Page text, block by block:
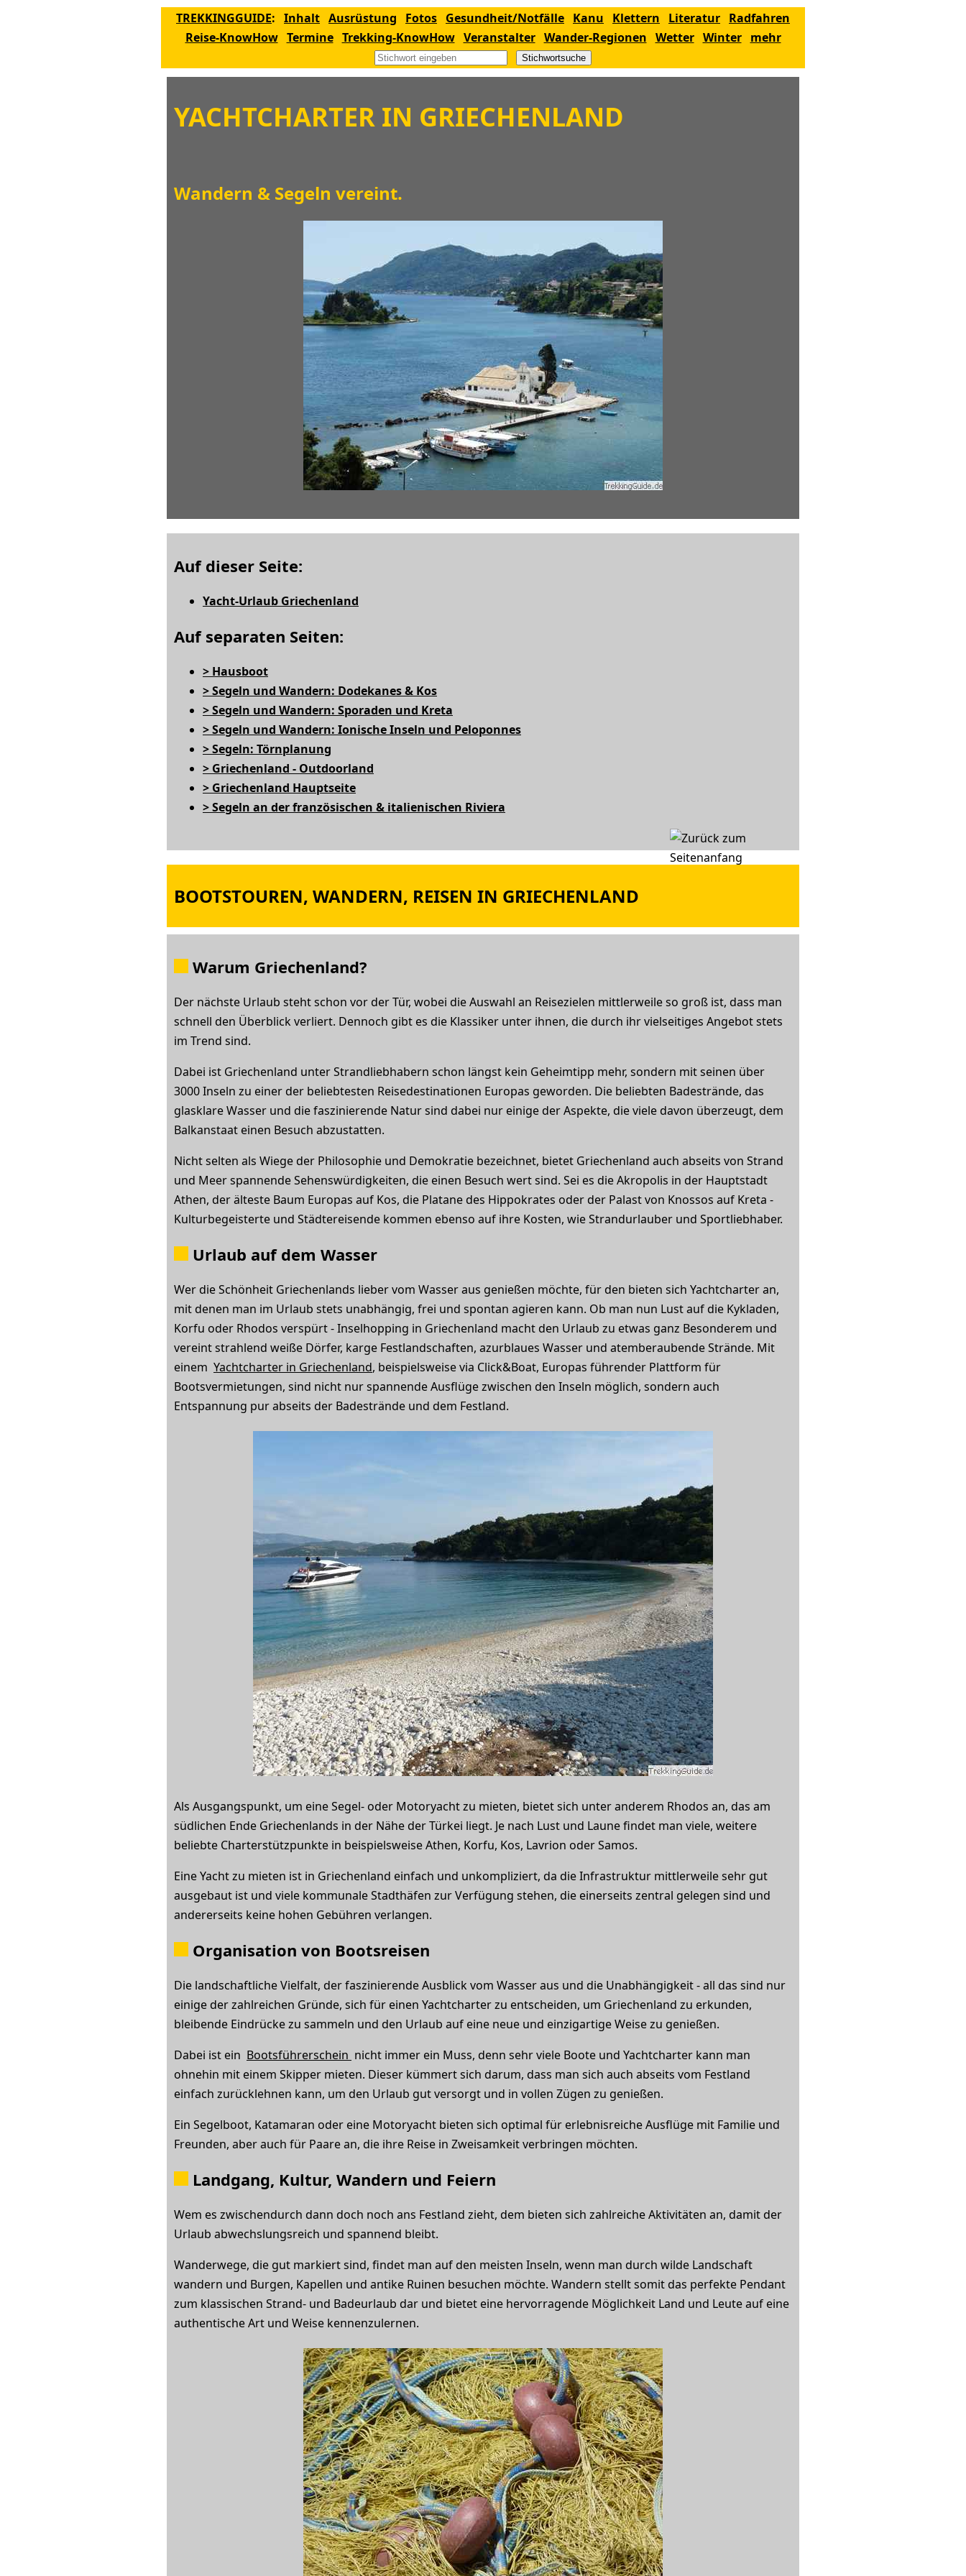
TREKKINGGUIDE: Inhalt Ausrüstung Fotos Gesundheit/Notfälle Kanu Klettern Literatur Radfahren
Reise-KnowHow Termine Trekking-KnowHow Veranstalter Wander-Regionen Wetter Winter mehr
Stichwortsuche
YACHTCHARTER IN GRIECHENLAND
Wandern & Segeln vereint.
Auf dieser Seite:
Yacht-Urlaub Griechenland
Auf separaten Seiten:
> Hausboot
> Segeln und Wandern: Dodekanes & Kos
> Segeln und Wandern: Sporaden und Kreta
> Segeln und Wandern: Ionische Inseln und Peloponnes
> Segeln: Törnplanung
> Griechenland - Outdoorland
> Griechenland Hauptseite
> Segeln an der französischen & italienischen Riviera
BOOTSTOUREN, WANDERN, REISEN IN GRIECHENLAND
Warum Griechenland?
Der nächste Urlaub steht schon vor der Tür, wobei die Auswahl an Reisezielen mittlerweile so groß ist, dass man
schnell den Überblick verliert. Dennoch gibt es die Klassiker unter ihnen, die durch ihr vielseitiges Angebot stets
im Trend sind.
Dabei ist Griechenland unter Strandliebhabern schon längst kein Geheimtipp mehr, sondern mit seinen über
3000 Inseln zu einer der beliebtesten Reisedestinationen Europas geworden. Die beliebten Badestrände, das
glasklare Wasser und die faszinierende Natur sind dabei nur einige der Aspekte, die viele davon überzeugt, dem
Balkanstaat einen Besuch abzustatten.
Nicht selten als Wiege der Philosophie und Demokratie bezeichnet, bietet Griechenland auch abseits von Strand
und Meer spannende Sehenswürdigkeiten, die einen Besuch wert sind. Sei es die Akropolis in der Hauptstadt
Athen, der älteste Baum Europas auf Kos, die Platane des Hippokrates oder der Palast von Knossos auf Kreta -
Kulturbegeisterte und Städtereisende kommen ebenso auf ihre Kosten, wie Strandurlauber und Sportliebhaber.
Urlaub auf dem Wasser
Wer die Schönheit Griechenlands lieber vom Wasser aus genießen möchte, für den bieten sich Yachtcharter an,
mit denen man im Urlaub stets unabhängig, frei und spontan agieren kann. Ob man nun Lust auf die Kykladen,
Korfu oder Rhodos verspürt - Inselhopping in Griechenland macht den Urlaub zu etwas ganz Besonderem und
vereint strahlend weiße Dörfer, karge Festlandschaften, azurblaues Wasser und atemberaubende Strände. Mit
einem Yachtcharter in Griechenland, beispielsweise via Click&Boat, Europas führender Plattform für
Bootsvermietungen, sind nicht nur spannende Ausflüge zwischen den Inseln möglich, sondern auch
Entspannung pur abseits der Badestrände und dem Festland.
Als Ausgangspunkt, um eine Segel- oder Motoryacht zu mieten, bietet sich unter anderem Rhodos an, das am
südlichen Ende Griechenlands in der Nähe der Türkei liegt. Je nach Lust und Laune findet man viele, weitere
beliebte Charterstützpunkte in beispielsweise Athen, Korfu, Kos, Lavrion oder Samos.
Eine Yacht zu mieten ist in Griechenland einfach und unkompliziert, da die Infrastruktur mittlerweile sehr gut
ausgebaut ist und viele kommunale Stadthäfen zur Verfügung stehen, die einerseits zentral gelegen sind und
andererseits keine hohen Gebühren verlangen.
Organisation von Bootsreisen
Die landschaftliche Vielfalt, der faszinierende Ausblick vom Wasser aus und die Unabhängigkeit - all das sind nur
einige der zahlreichen Gründe, sich für einen Yachtcharter zu entscheiden, um Griechenland zu erkunden,
bleibende Eindrücke zu sammeln und den Urlaub auf eine neue und einzigartige Weise zu genießen.
Dabei ist ein Bootsführerschein nicht immer ein Muss, denn sehr viele Boote und Yachtcharter kann man
ohnehin mit einem Skipper mieten. Dieser kümmert sich darum, dass man sich auch abseits vom Festland
einfach zurücklehnen kann, um den Urlaub gut versorgt und in vollen Zügen zu genießen.
Ein Segelboot, Katamaran oder eine Motoryacht bieten sich optimal für erlebnisreiche Ausflüge mit Familie und
Freunden, aber auch für Paare an, die ihre Reise in Zweisamkeit verbringen möchten.
Landgang, Kultur, Wandern und Feiern
Wem es zwischendurch dann doch noch ans Festland zieht, dem bieten sich zahlreiche Aktivitäten an, damit der
Urlaub abwechslungsreich und spannend bleibt.
Wanderwege, die gut markiert sind, findet man auf den meisten Inseln, wenn man durch wilde Landschaft
wandern und Burgen, Kapellen und antike Ruinen besuchen möchte. Wandern stellt somit das perfekte Pendant
zum klassischen Strand- und Badeurlaub dar und bietet eine hervorragende Möglichkeit Land und Leute auf eine
authentische Art und Weise kennenzulernen.